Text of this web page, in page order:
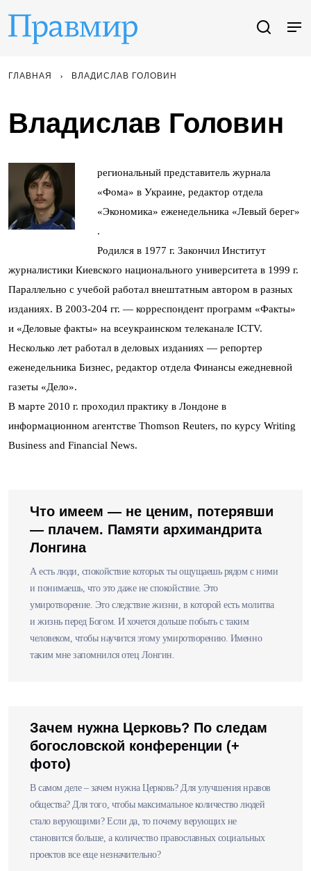
ГЛАВНАЯ ВЛАДИСЛАВ ГОЛОВИН
Владислав Головин
региональный представитель журнала
«Фома» в Украине, редактор отдела
«Экономика» еженедельника «Левый берег»
.
Родился в 1977 г. Закончил Институт
журналистики Киевского национального университета в 1999 г.
Параллельно с учебой работал внештатным автором в разных
изданиях. В 2003-204 гг. — корреспондент программ «Факты»
и «Деловые факты» на всеукраинском телеканале ICTV.
Несколько лет работал в деловых изданиях — репортер
еженедельника Бизнес, редактор отдела Финансы ежедневной
газеты «Дело».
В марте 2010 г. проходил практику в Лондоне в
информационном агентстве Thomson Reuters, по курсу Writing
Business and Financial News.
Что имеем — не ценим, потерявши
— плачем. Памяти архимандрита
Лонгина
А есть люди, спокойствие которых ты ощущаешь рядом с ними
и понимаешь, что это даже не спокойствие. Это
умиротворение. Это следствие жизни, в которой есть молитва
и жизнь перед Богом. И хочется дольше побыть с таким
человеком, чтобы научится этому умиротворению. Именно
таким мне запомнился отец Лонгин.
Зачем нужна Церковь? По следам
богословской конференции (+
фото)
В самом деле – зачем нужна Церковь? Для улучшения нравов
общества? Для того, чтобы максимальное количество людей
стало верующими? Если да, то почему верующих не
становится больше, а количество православных социальных
проектов все еще незначительно?